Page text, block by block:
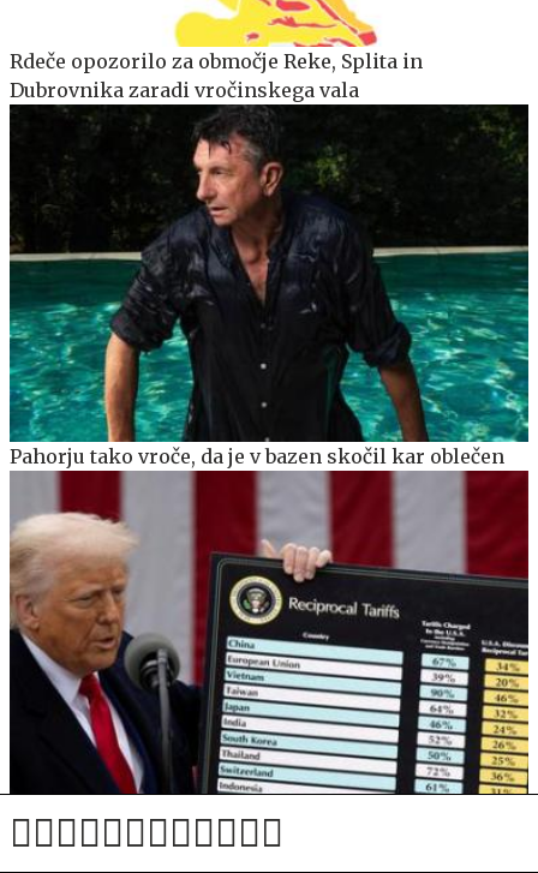
Rdeče opozorilo za območje Reke, Splita in
Dubrovnika zaradi vročinskega vala
Pahorju tako vroče, da je v bazen skočil kar oblečen
ZDA vrnile približno 86 milijard evrov pobranih
carin